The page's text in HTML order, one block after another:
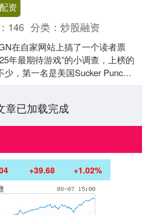
资
146 分类：炒股融资
在自家网站上搞了一个读者票
年最期待游戏”的小调查，上榜的
少，第一名是美国Sucker Punch
章已加载完成
+39.68 +1.02%